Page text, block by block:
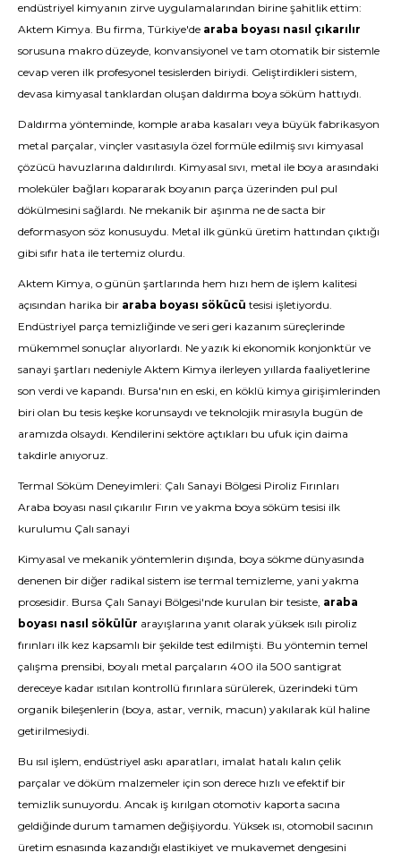
endüstriyel kimyanın zirve uygulamalarından birine şahitlik ettim:
Aktem Kimya. Bu firma, Türkiye'de araba boyası nasıl çıkarılır
sorusuna makro düzeyde, konvansiyonel ve tam otomatik bir sistemle
cevap veren ilk profesyonel tesislerden biriydi. Geliştirdikleri sistem,
devasa kimyasal tanklardan oluşan daldırma boya söküm hattıydı.
Daldırma yönteminde, komple araba kasaları veya büyük fabrikasyon
metal parçalar, vinçler vasıtasıyla özel formüle edilmiş sıvı kimyasal
çözücü havuzlarına daldırılırdı. Kimyasal sıvı, metal ile boya arasındaki
moleküler bağları kopararak boyanın parça üzerinden pul pul
dökülmesini sağlardı. Ne mekanik bir aşınma ne de sacta bir
deformasyon söz konusuydu. Metal ilk günkü üretim hattından çıktığı
gibi sıfır hata ile tertemiz olurdu.
Aktem Kimya, o günün şartlarında hem hızı hem de işlem kalitesi
açısından harika bir araba boyası sökücü tesisi işletiyordu.
Endüstriyel parça temizliğinde ve seri geri kazanım süreçlerinde
mükemmel sonuçlar alıyorlardı. Ne yazık ki ekonomik konjonktür ve
sanayi şartları nedeniyle Aktem Kimya ilerleyen yıllarda faaliyetlerine
son verdi ve kapandı. Bursa'nın en eski, en köklü kimya girişimlerinden
biri olan bu tesis keşke korunsaydı ve teknolojik mirasıyla bugün de
aramızda olsaydı. Kendilerini sektöre açtıkları bu ufuk için daima
takdirle anıyoruz.
Termal Söküm Deneyimleri: Çalı Sanayi Bölgesi Piroliz Fırınları
Araba boyası nasıl çıkarılır Fırın ve yakma boya söküm tesisi ilk
kurulumu Çalı sanayi
Kimyasal ve mekanik yöntemlerin dışında, boya sökme dünyasında
denenen bir diğer radikal sistem ise termal temizleme, yani yakma
prosesidir. Bursa Çalı Sanayi Bölgesi'nde kurulan bir tesiste, araba
boyası nasıl sökülür arayışlarına yanıt olarak yüksek ısılı piroliz
fırınları ilk kez kapsamlı bir şekilde test edilmişti. Bu yöntemin temel
çalışma prensibi, boyalı metal parçaların 400 ila 500 santigrat
dereceye kadar ısıtılan kontrollü fırınlara sürülerek, üzerindeki tüm
organik bileşenlerin (boya, astar, vernik, macun) yakılarak kül haline
getirilmesiydi.
Bu ısıl işlem, endüstriyel askı aparatları, imalat hatalı kalın çelik
parçalar ve döküm malzemeler için son derece hızlı ve efektif bir
temizlik sunuyordu. Ancak iş kırılgan otomotiv kaporta sacına
geldiğinde durum tamamen değişiyordu. Yüksek ısı, otomobil sacının
üretim esnasında kazandığı elastikiyet ve mukavemet dengesini